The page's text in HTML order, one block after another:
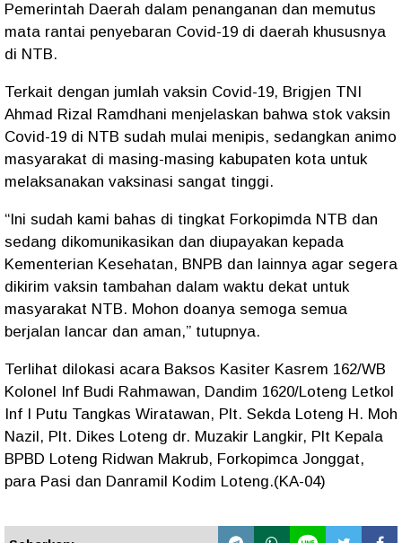
Pemerintah Daerah dalam penanganan dan memutus
mata rantai penyebaran Covid-19 di daerah khususnya
di NTB.
Terkait dengan jumlah vaksin Covid-19, Brigjen TNI
Ahmad Rizal Ramdhani menjelaskan bahwa stok vaksin
Covid-19 di NTB sudah mulai menipis, sedangkan animo
masyarakat di masing-masing kabupaten kota untuk
melaksanakan vaksinasi sangat tinggi.
“Ini sudah kami bahas di tingkat Forkopimda NTB dan
sedang dikomunikasikan dan diupayakan kepada
Kementerian Kesehatan, BNPB dan lainnya agar segera
dikirim vaksin tambahan dalam waktu dekat untuk
masyarakat NTB. Mohon doanya semoga semua
berjalan lancar dan aman,” tutupnya.
Terlihat dilokasi acara Baksos Kasiter Kasrem 162/WB
Kolonel Inf Budi Rahmawan, Dandim 1620/Loteng Letkol
Inf I Putu Tangkas Wiratawan, Plt. Sekda Loteng H. Moh
Nazil, Plt. Dikes Loteng dr. Muzakir Langkir, Plt Kepala
BPBD Loteng Ridwan Makrub, Forkopimca Jonggat,
para Pasi dan Danramil Kodim Loteng.(KA-04)